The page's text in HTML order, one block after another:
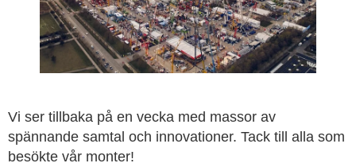
Vi ser tillbaka på en vecka med massor av
spännande samtal och innovationer. Tack till alla som
besökte vår monter!